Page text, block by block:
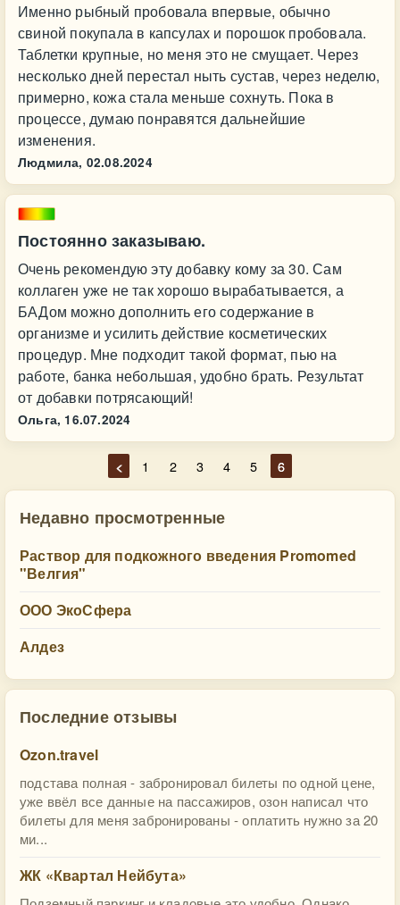
Именно рыбный пробовала впервые, обычно
свиной покупала в капсулах и порошок пробовала.
Таблетки крупные, но меня это не смущает. Через
несколько дней перестал ныть сустав, через неделю,
примерно, кожа стала меньше сохнуть. Пока в
процессе, думаю понравятся дальнейшие
изменения.
Людмила, 02.08.2024
Постоянно заказываю.
Очень рекомендую эту добавку кому за 30. Сам
коллаген уже не так хорошо вырабатывается, а
БАДом можно дополнить его содержание в
организме и усилить действие косметических
процедур. Мне подходит такой формат, пью на
работе, банка небольшая, удобно брать. Результат
от добавки потрясающий!
Ольга, 16.07.2024
< 1 2 3 4 5 6
Недавно просмотренные
Раствор для подкожного введения Promomed
"Велгия"
ООО ЭкоСфера
Алдез
Последние отзывы
Ozon.travel
подстава полная - забронировал билеты по одной цене,
уже ввёл все данные на пассажиров, озон написал что
билеты для меня забронированы - оплатить нужно за 20
ми...
ЖК «Квартал Нейбута»